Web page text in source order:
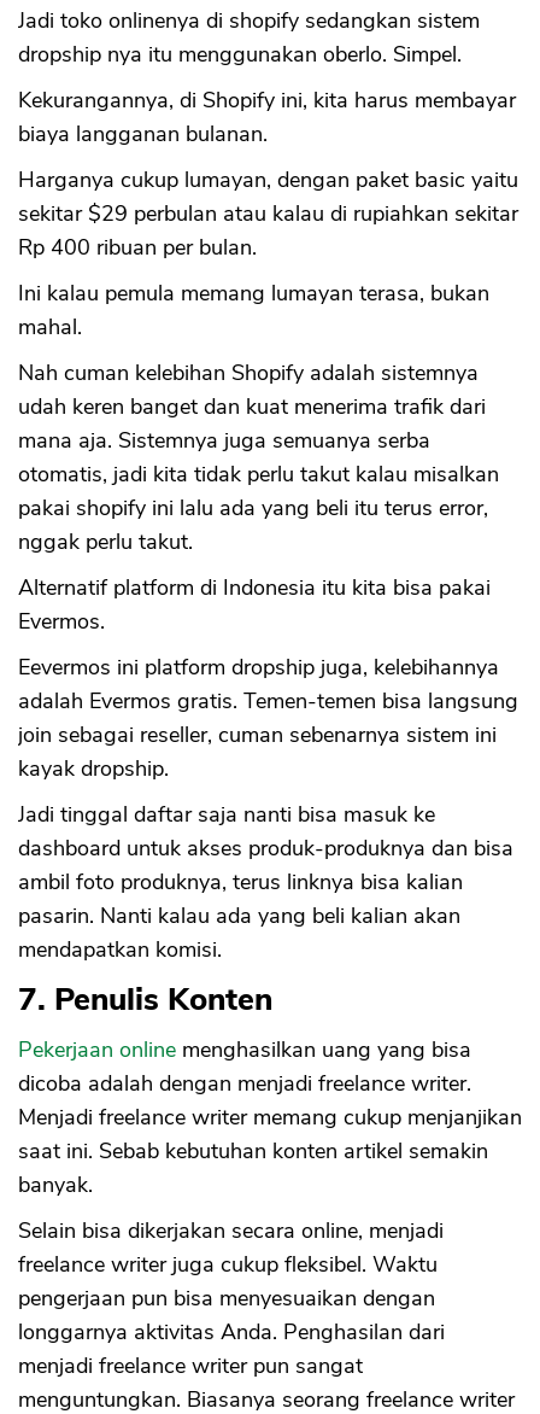
Jadi toko onlinenya di shopify sedangkan sistem
dropship nya itu menggunakan oberlo. Simpel.
Kekurangannya, di Shopify ini, kita harus membayar
biaya langganan bulanan.
Harganya cukup lumayan, dengan paket basic yaitu
sekitar $29 perbulan atau kalau di rupiahkan sekitar
Rp 400 ribuan per bulan.
Ini kalau pemula memang lumayan terasa, bukan
mahal.
Nah cuman kelebihan Shopify adalah sistemnya
udah keren banget dan kuat menerima trafik dari
mana aja. Sistemnya juga semuanya serba
otomatis, jadi kita tidak perlu takut kalau misalkan
pakai shopify ini lalu ada yang beli itu terus error,
nggak perlu takut.
Alternatif platform di Indonesia itu kita bisa pakai
Evermos.
Eevermos ini platform dropship juga, kelebihannya
adalah Evermos gratis. Temen-temen bisa langsung
join sebagai reseller, cuman sebenarnya sistem ini
kayak dropship.
Jadi tinggal daftar saja nanti bisa masuk ke
dashboard untuk akses produk-produknya dan bisa
ambil foto produknya, terus linknya bisa kalian
pasarin. Nanti kalau ada yang beli kalian akan
mendapatkan komisi.
7. Penulis Konten
Pekerjaan online menghasilkan uang yang bisa
dicoba adalah dengan menjadi freelance writer.
Menjadi freelance writer memang cukup menjanjikan
saat ini. Sebab kebutuhan konten artikel semakin
banyak.
Selain bisa dikerjakan secara online, menjadi
freelance writer juga cukup fleksibel. Waktu
pengerjaan pun bisa menyesuaikan dengan
longgarnya aktivitas Anda. Penghasilan dari
menjadi freelance writer pun sangat
menguntungkan. Biasanya seorang freelance writer